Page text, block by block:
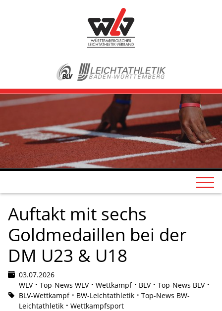
Auftakt mit sechs
Goldmedaillen bei der
DM U23 & U18
03.07.2026
WLV
Top-News WLV Wettkampf BLV
Top-News BLV
BLV-Wettkampf
BW-Leichtathletik
Top-News BW-
Leichtathletik
Wettkampfsport